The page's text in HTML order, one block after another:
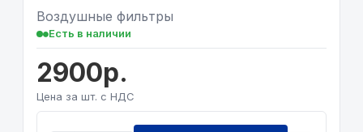
Воздушные фильтры
Есть в наличии
2900р.
Цена за шт. с НДС